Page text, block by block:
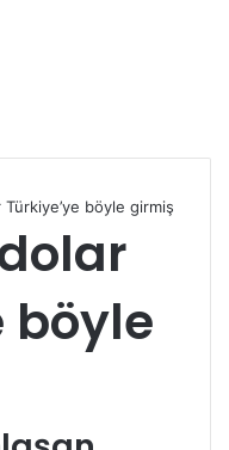
böyle girmiş
böyle